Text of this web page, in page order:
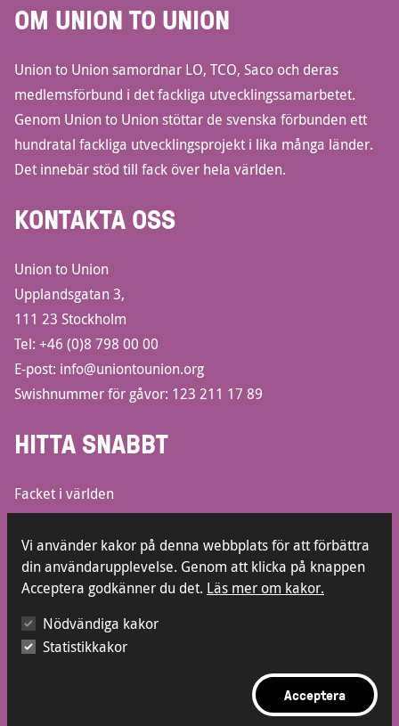
OM UNION TO UNION
Union to Union samordnar LO, TCO, Saco och deras
medlemsförbund i det fackliga utvecklingssamarbetet.
Genom Union to Union stöttar de svenska förbunden ett
hundratal fackliga utvecklingsprojekt i lika många länder.
Det innebär stöd till fack över hela världen.
KONTAKTA OSS
Union to Union
Upplandsgatan 3,
111 23 Stockholm
Tel: +46 (0)8 798 00 00
E-post: info@uniontounion.org
Swishnummer för gåvor: 123 211 17 89
HITTA SNABBT
Facket i världen
Informationsbroschyrer
Lediga jobb
Kontakt
Press
Visselblåsarfunktion
Vi använder kakor på denna webbplats för att förbättra
din användarupplevelse. Genom att klicka på knappen
Acceptera godkänner du det. Läs mer om kakor.
Nödvändiga kakor
Statistikkakor
Acceptera